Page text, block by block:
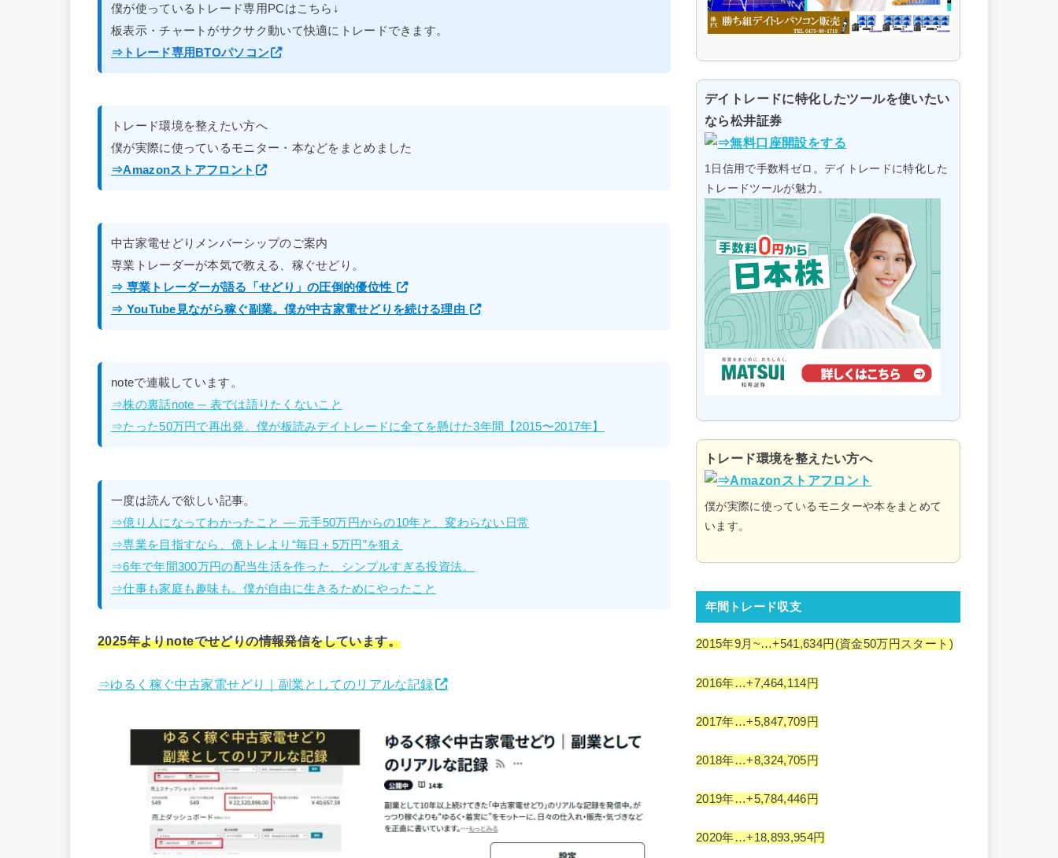
僕が使っているトレード専用PCはこちら↓
板表示・チャートがサクサク動いて快適にトレードできます。
⇒トレード専用BTOパソコン
トレード環境を整えたい方へ
僕が実際に使っているモニター・本などをまとめました
⇒Amazonストアフロント
中古家電せどりメンバーシップのご案内
専業トレーダーが本気で教える、稼ぐせどり。
⇒ 専業トレーダーが語る「せどり」の圧倒的優位性
⇒ YouTube見ながら稼ぐ副業。僕が中古家電せどりを続ける理由
noteで連載しています。
⇒株の裏話note ─ 表では語りたくないこと
⇒たった50万円で再出発。僕が板読みデイトレードに全てを懸けた3年間【2015〜2017年】
一度は読んで欲しい記事。
⇒億り人になってわかったこと — 元手50万円からの10年と、変わらない日常
⇒専業を目指すなら、億トレより“毎日＋5万円”を狙え
⇒6年で年間300万円の配当生活を作った、シンプルすぎる投資法。
⇒仕事も家庭も趣味も。僕が自由に生きるためにやったこと
2025年よりnoteでせどりの情報発信をしています。
⇒ゆるく稼ぐ中古家電せどり｜副業としてのリアルな記録
デイトレードに特化したツールを使いたい
なら松井証券
1日信用で手数料ゼロ。デイトレードに特化した
トレードツールが魅力。
トレード環境を整えたい方へ
僕が実際に使っているモニターや本をまとめて
います。
年間トレード収支
2015年9月~…+541,634円(資金50万円スタート)
2016年…+7,464,114円
2017年…+5,847,709円
2018年…+8,324,705円
2019年…+5,784,446円
2020年…+18,893,954円